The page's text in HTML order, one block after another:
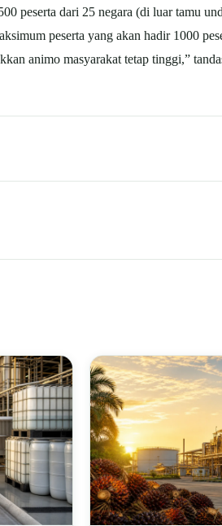
peserta dari 25 negara (di luar tamu
peserta yang akan hadir 1000
animo masyarakat tetap tinggi,”